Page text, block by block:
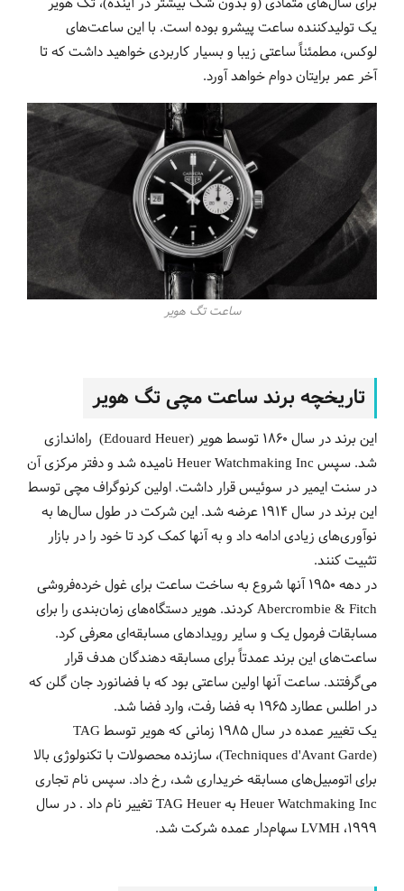
یک تولیدکننده ساعت پیشرو بوده است. با این ساعت‌های
لوکس، مطمئناً ساعتی زیبا و بسیار کاربردی خواهید داشت که تا
آخر عمر برایتان دوام خواهد آورد.
ساعت تگ هویر
تاریخچه‌ برند ساعت مچی تگ هویر
این برند در سال 1860 توسط هویر (Edouard Heuer) راه‌اندازی
شد. سپس Heuer Watchmaking Inc نامیده شد و دفتر مرکزی آن
در سنت ایمیر در سوئیس قرار داشت. اولین کرنوگراف مچی توسط
این برند در سال 1914 عرضه شد. این شرکت در طول سال‌ها به
نوآوری‌های زیادی ادامه داد و به آنها کمک کرد تا خود را در بازار
تثبیت کنند.
در دهه 1950 آنها شروع به ساخت ساعت برای غول خرده‌فروشی
Abercrombie & Fitch کردند. هویر دستگاه‌های زمان‌بندی را برای
مسابقات فرمول یک و سایر رویدادهای مسابقه‌ای معرفی کرد.
ساعت‌های این برند عمدتاً برای مسابقه دهندگان هدف قرار
می‌گرفتند. ساعت آنها اولین ساعتی بود که با فضانورد جان گلن که
در اطلس عطارد 1965 به فضا رفت، وارد فضا شد.
یک تغییر عمده در سال 1985 زمانی که هویر توسط TAG
(Techniques d'Avant Garde)، سازنده محصولات با تکنولوژی بالا
برای اتومبیل‌های مسابقه خریداری شد، رخ داد. سپس نام تجاری
Heuer Watchmaking Inc به TAG Heuer تغییر نام داد . در سال
1999، LVMH سهام‌دار عمده شرکت شد.